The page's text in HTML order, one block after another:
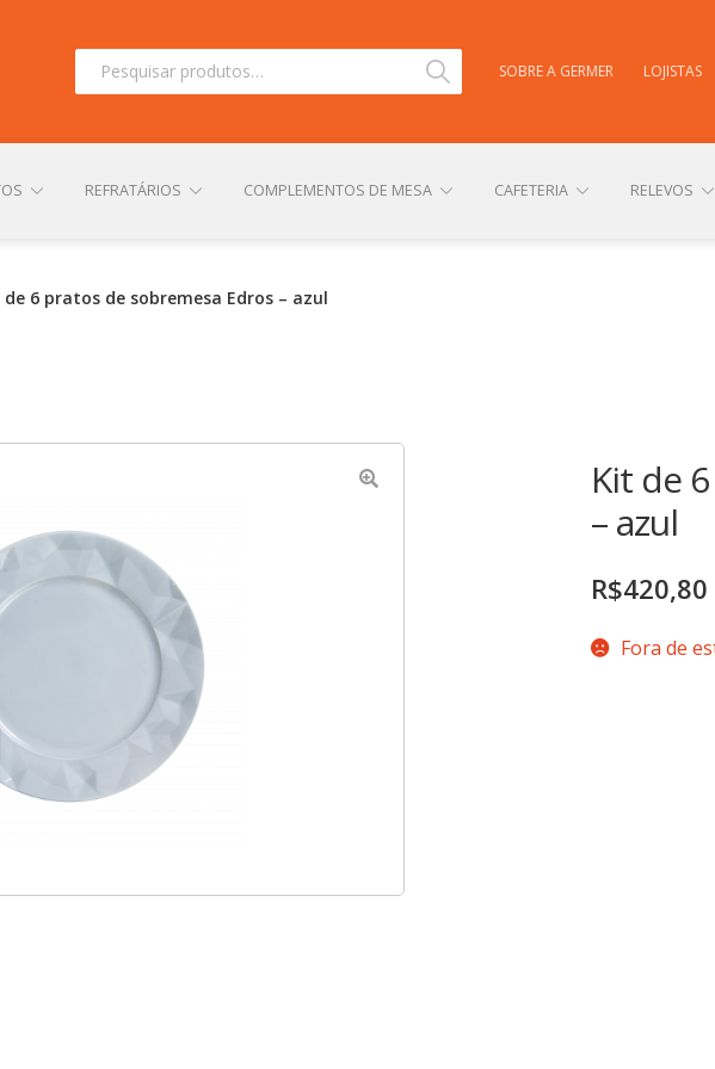
Pesquisar
Pesquisar SOBRE A GERMER LOJISTAS
REFRATÁRIOS COMPLEMENTOS DE MESA CAFETERIA RELEVOS
de 6 pratos de sobremesa Edros – azul
Kit de
– azul
R$420,80
Fora de